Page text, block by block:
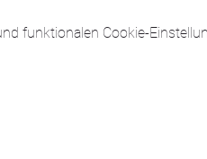
funktionalen Cookie-